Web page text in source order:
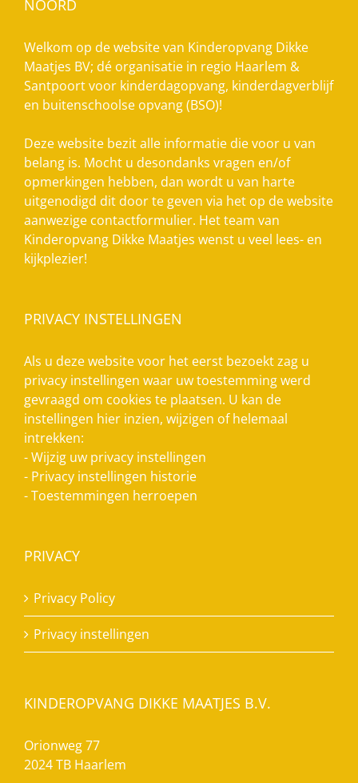
NOORD
Welkom op de website van Kinderopvang Dikke
Maatjes BV; dé organisatie in regio Haarlem &
Santpoort voor kinderdagopvang, kinderdagverblijf
en buitenschoolse opvang (BSO)!
Deze website bezit alle informatie die voor u van
belang is. Mocht u desondanks vragen en/of
opmerkingen hebben, dan wordt u van harte
uitgenodigd dit door te geven via het op de website
aanwezige contactformulier. Het team van
Kinderopvang Dikke Maatjes wenst u veel lees- en
kijkplezier!
PRIVACY INSTELLINGEN
Als u deze website voor het eerst bezoekt zag u
privacy instellingen waar uw toestemming werd
gevraagd om cookies te plaatsen. U kan de
instellingen hier inzien, wijzigen of helemaal
intrekken:
-Wijzig uw privacy instellingen
- Privacy instellingen historie
-Toestemmingen herroepen
PRIVACY
Privacy Policy
Privacy instellingen
KINDEROPVANG DIKKE MAATJES B.V.
Orionweg 77
2024 TB Haarlem